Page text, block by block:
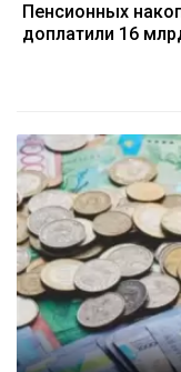
Пенсионных
доплатили 16